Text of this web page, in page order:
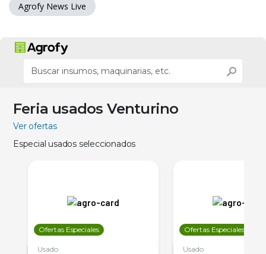
Agrofy News Live
Feria usados Venturino
Ver ofertas
Especial usados seleccionados
Ofertas Especiales
Usado
Ofertas Especiales
Usado